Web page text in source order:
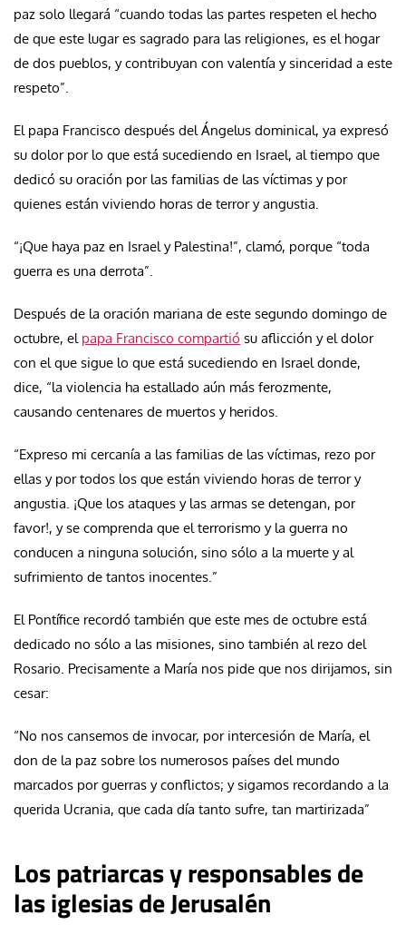
paz solo llegará “cuando todas las partes respeten el hecho
de que este lugar es sagrado para las religiones, es el hogar
de dos pueblos, y contribuyan con valentía y sinceridad a este
respeto”.
El papa Francisco después del Ángelus dominical, ya expresó
su dolor por lo que está sucediendo en Israel, al tiempo que
dedicó su oración por las familias de las víctimas y por
quienes están viviendo horas de terror y angustia.
“¡Que haya paz en Israel y Palestina!”, clamó, porque “toda
guerra es una derrota”.
Después de la oración mariana de este segundo domingo de
octubre, el papa Francisco compartió su aflicción y el dolor
con el que sigue lo que está sucediendo en Israel donde,
dice, “la violencia ha estallado aún más ferozmente,
causando centenares de muertos y heridos.
“Expreso mi cercanía a las familias de las víctimas, rezo por
ellas y por todos los que están viviendo horas de terror y
angustia. ¡Que los ataques y las armas se detengan, por
favor!, y se comprenda que el terrorismo y la guerra no
conducen a ninguna solución, sino sólo a la muerte y al
sufrimiento de tantos inocentes.”
El Pontífice recordó también que este mes de octubre está
dedicado no sólo a las misiones, sino también al rezo del
Rosario. Precisamente a María nos pide que nos dirijamos, sin
cesar:
“No nos cansemos de invocar, por intercesión de María, el
don de la paz sobre los numerosos países del mundo
marcados por guerras y conflictos; y sigamos recordando a la
querida Ucrania, que cada día tanto sufre, tan martirizada”
Los patriarcas y responsables de
las iglesias de Jerusalén